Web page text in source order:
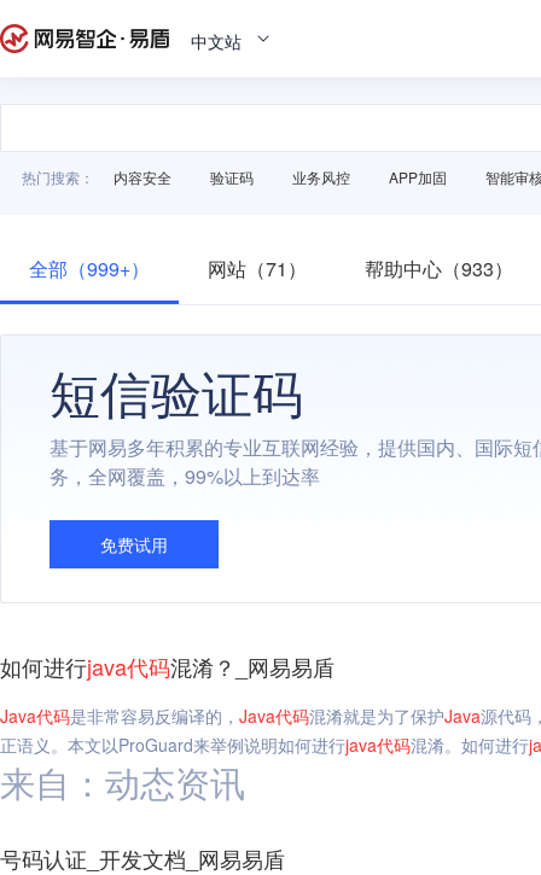
中文站
热门搜索： 内容安全 验证码 业务风控 APP加固 智能审
全部（999+） 网站（71） 帮助中心（933）
短信验证码
基于网易多年积累的专业互联网经验，提供国内、国际短
务，全网覆盖，99%以上到达率
免费试用
如何进行java代码混淆？_网易易盾
Java代码是非常容易反编译的， Java代码混淆就是为了保护Java源代码
正语义。本文以ProGuard来举例说明如何进行java代码混淆。如何进行
来自：动态资讯
号码认证_开发文档_网易易盾